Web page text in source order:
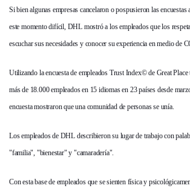
Si bien algunas empresas cancelaron o pospusieron las encuestas
este momento difícil, DHL mostró a los empleados que los
escuchar sus necesidades y conocer su experiencia en medio de
Utilizando la encuesta de empleados Trust Index© de Great Place
más de 18.000 empleados en 15 idiomas en 23 países desde
encuesta mostraron que una comunidad de personas se unía.
Los empleados de DHL describieron su lugar de trabajo con
"familia", "bienestar" y "camaradería".
Con esta base de empleados que se sienten física y